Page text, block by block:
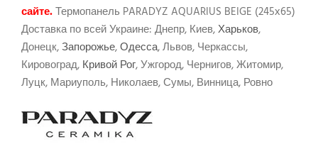
сайте.Термопанель PARADYZ AQUARIUS BEIGE (245х65)
Доставка по всей Украине: Днепр, Киев,Харьков,
Донецк,Запорожье,Одесса, Львов, Черкассы,
Кировоград, Кривой Рог, Ужгород, Чернигов, Житомир,
Луцк, Мариуполь, Николаев, Сумы, Винница, Ровно